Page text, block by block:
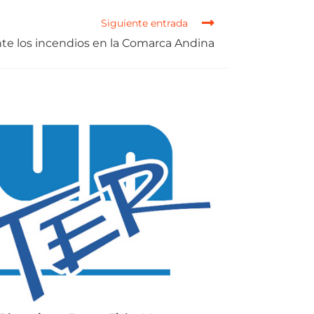
Siguiente entrada
los incendios en la Comarca Andina